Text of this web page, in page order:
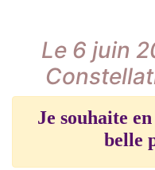
Le 6 juin
Je souhaite
belle